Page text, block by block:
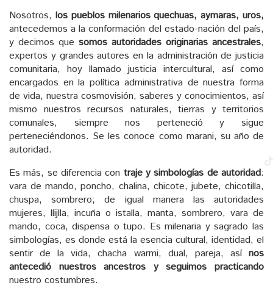
Nosotros, los pueblos milenarios quechuas, aymaras, uros,
antecedemos a la conformación del estado-nación del país,
y decimos que somos autoridades originarias ancestrales,
expertos y grandes autores en la administración de justicia
comunitaria, hoy llamado justicia intercultural, así como
encargados en la política administrativa de nuestra forma
de vida, nuestra cosmovisión, saberes y conocimientos, así
mismo nuestros recursos naturales, tierras y territorios
comunales, siempre nos perteneció y sigue
perteneciéndonos. Se les conoce como marani, su año de
autoridad.
Es más, se diferencia con traje y simbologías de autoridad:
vara de mando, poncho, chalina, chicote, jubete, chicotilla,
chuspa, sombrero; de igual manera las autoridades
mujeres, llijlla, incuña o istalla, manta, sombrero, vara de
mando, coca, dispensa o tupo. Es milenaria y sagrado las
simbologías, es donde está la esencia cultural, identidad, el
sentir de la vida, chacha warmi, dual, pareja, así nos
antecedió nuestros ancestros y seguimos practicando
nuestro costumbres.